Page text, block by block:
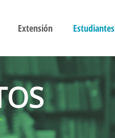
Extensión Estudiantes